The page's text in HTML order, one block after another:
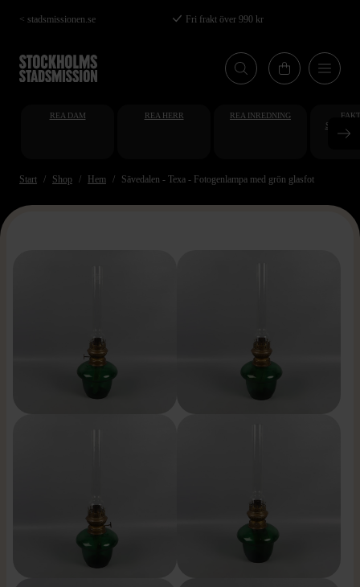
Hoppa
till
huvudinnehåll
< stadsmissionen.se Fri frakt över 990 kr
REA DAM REA HERR REA INREDNING
Start Shop Hem Sävedalen - Texa - Fotogenlampa med grön glasfot